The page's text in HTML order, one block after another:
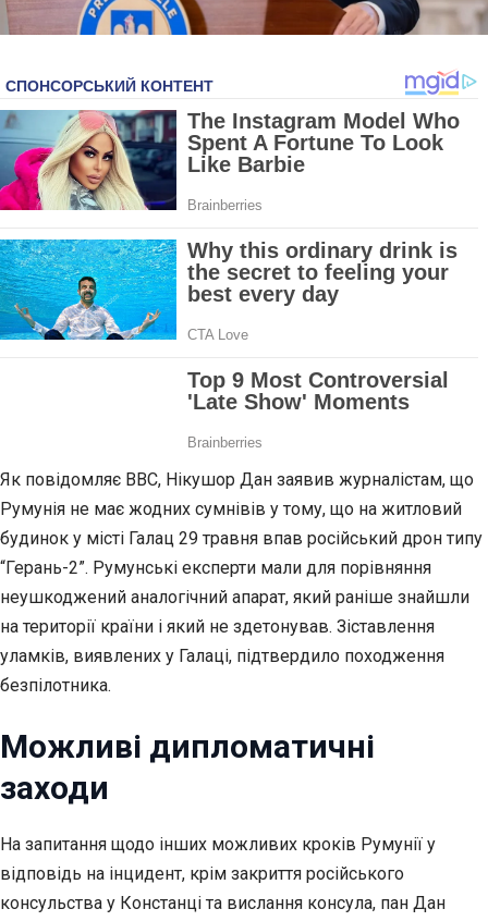
Як повідомляє BBC, Нікушор Дан заявив журналістам, що
Румунія не має жодних сумнівів у тому, що на житловий
будинок у місті Галац 29 травня впав російський дрон типу
“Герань-2”. Румунські експерти мали для порівняння
неушкоджений аналогічний апарат, який раніше знайшли
на території країни і який не здетонував. Зіставлення
уламків, виявлених у Галаці, підтвердило походження
безпілотника.
Можливі дипломатичні
заходи
На запитання щодо інших можливих кроків Румунії у
відповідь на інцидент, крім закриття російського
консульства у Констанці та вислання консула, пан Дан